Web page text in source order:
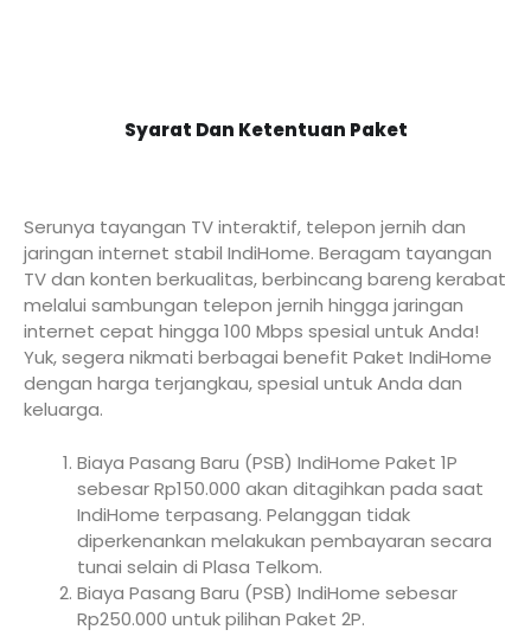
Syarat Dan Ketentuan Paket
Serunya tayangan TV interaktif, telepon jernih dan
jaringan internet stabil IndiHome. Beragam tayangan
TV dan konten berkualitas, berbincang bareng kerabat
melalui sambungan telepon jernih hingga jaringan
internet cepat hingga 100 Mbps spesial untuk Anda!
Yuk, segera nikmati berbagai benefit Paket IndiHome
dengan harga terjangkau, spesial untuk Anda dan
keluarga.
Biaya Pasang Baru (PSB) IndiHome Paket 1P
sebesar Rp150.000 akan ditagihkan pada saat
IndiHome terpasang. Pelanggan tidak
diperkenankan melakukan pembayaran secara
tunai selain di Plasa Telkom.
Biaya Pasang Baru (PSB) IndiHome sebesar
Rp250.000 untuk pilihan Paket 2P.